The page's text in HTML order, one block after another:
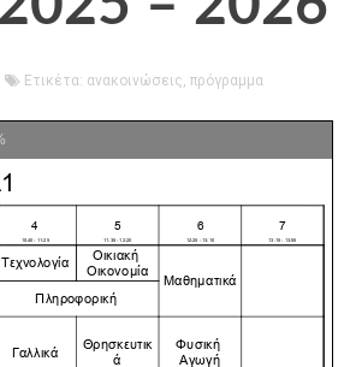
Ετικέτα: ανακοινώσεις, πρόγραμμα